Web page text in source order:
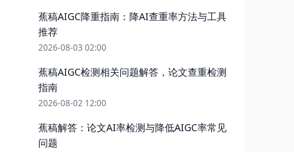
蕉稿AIGC降重指南：降AI查重率方法与工具
推荐
2026-08-03 02:00
蕉稿AIGC检测相关问题解答，论文查重检测
指南
2026-08-02 12:00
蕉稿解答：论文AI率检测与降低AIGC率常见
问题